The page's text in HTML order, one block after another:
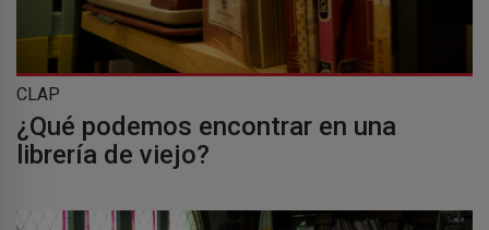
CLAP
¿Qué podemos encontrar en una
librería de viejo?